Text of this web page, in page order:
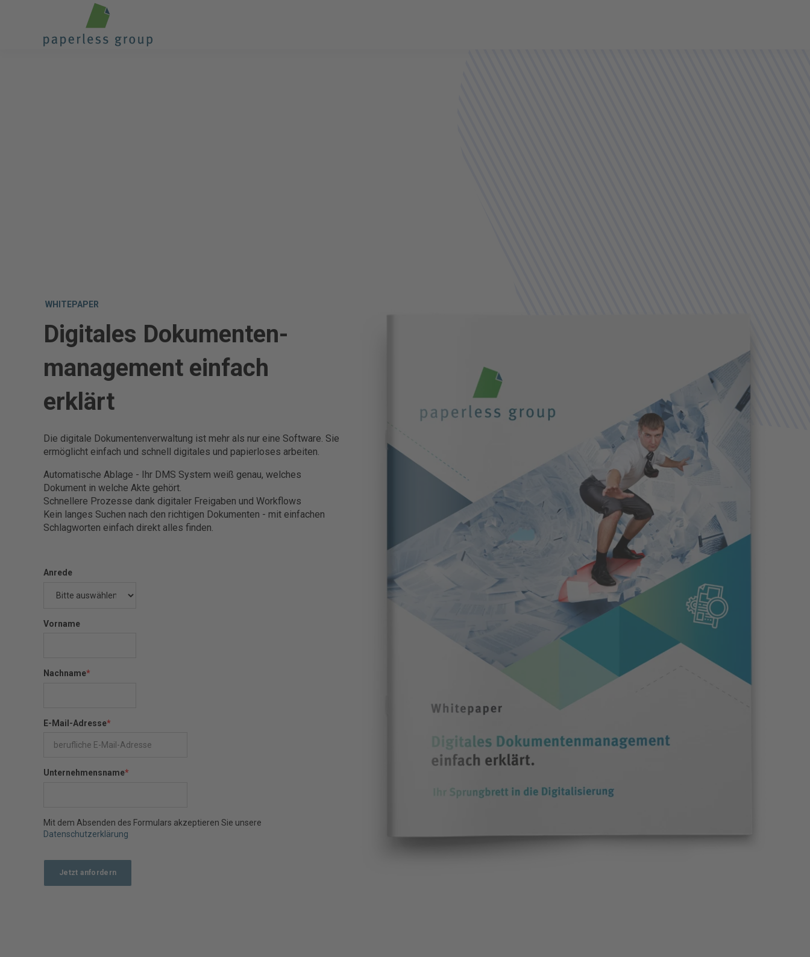
WHITEPAPER
Digitales Dokumenten­
management einfach
erklärt
Die digitale Dokumenten­verwaltung ist mehr als nur eine Software. Sie
ermöglicht einfach und schnell digitales und papierloses arbeiten.
Automatische Ablage - Ihr DMS System weiß genau, welches
Dokument in welche Akte gehört.
Schnellere Prozesse dank digitaler Freigaben und Workflows
Kein langes Suchen nach den richtigen Dokumenten - mit einfachen
Schlagworten einfach direkt alles finden.
Anrede
Vorname
Nachname*
E-Mail-Adresse*
Unternehmensname*
Mit dem Absenden des Formulars akzeptieren Sie unsere
Datenschutzerklärung